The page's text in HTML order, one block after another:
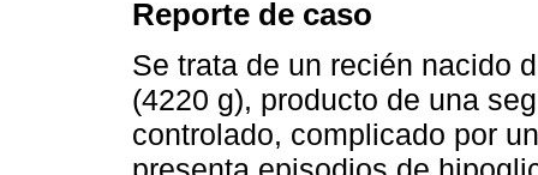
Reporte de caso
Se trata de un recién nacido
(4220 g), producto de una
controlado, complicado por